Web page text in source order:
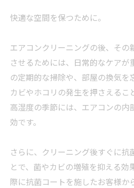
快適な空間を保つために。
エアコンクリーニングの後、その
させるためには、日常的なケアが
の定期的な掃除や、部屋の換気を
カビやホコリの発生を押さえるこ
高湿度の季節には、エアコンの内
効です。
さらに、クリーニング後すぐに抗
とで、菌やカビの増殖を抑える効
際に抗菌コートを施したお客様か